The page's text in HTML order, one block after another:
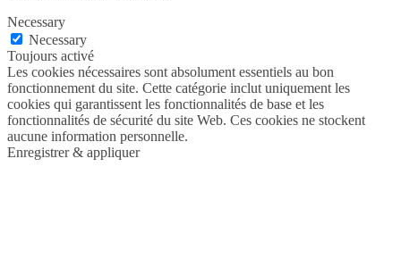
Necessary
Necessary
Toujours activé
Les cookies nécessaires sont absolument essentiels au bon
fonctionnement du site. Cette catégorie inclut uniquement les
cookies qui garantissent les fonctionnalités de base et les
fonctionnalités de sécurité du site Web. Ces cookies ne stockent
aucune information personnelle.
Enregistrer & appliquer